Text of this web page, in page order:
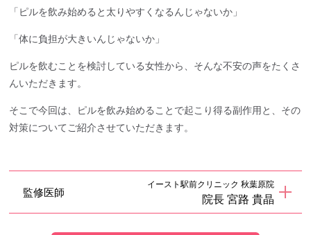
「ピルを飲み始めると太りやすくなるんじゃないか」
「体に負担が大きいんじゃないか」
ピルを飲むことを検討している女性から、そんな不安の声をたくさ
んいただきます。
そこで今回は、ピルを飲み始めることで起こり得る副作用と、その
対策についてご紹介させていただきます。
監修医師
イースト駅前クリニック 秋葉原院
院長 宮路 貴晶